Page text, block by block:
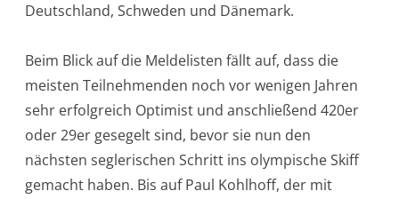
Deutschland, Schweden und Dänemark.
Beim Blick auf die Meldelisten fällt auf, dass die
meisten Teilnehmenden noch vor wenigen Jahren
sehr erfolgreich Optimist und anschließend 420er
oder 29er gesegelt sind, bevor sie nun den
nächsten seglerischen Schritt ins olympische Skiff
gemacht haben. Bis auf Paul Kohlhoff, der mit